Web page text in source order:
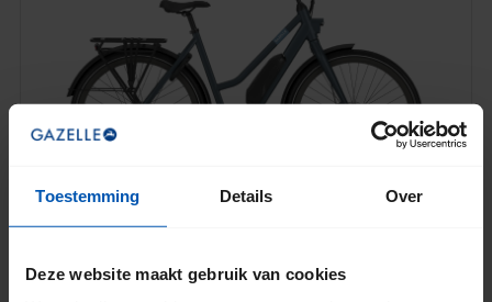
Toestemming Details Over
Deze website maakt gebruik van cookies